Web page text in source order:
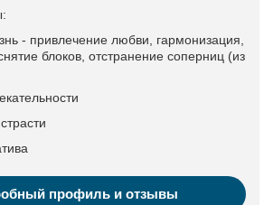
- привлечение любви, гармонизация,
блоков, отстранение соперниц (из
профиль и отзывы